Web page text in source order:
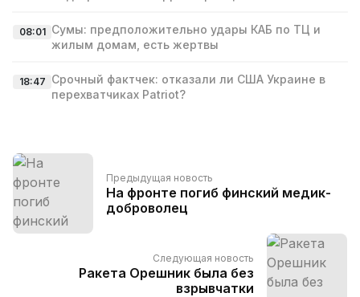
08:01 Сумы: предположительно удары КАБ по ТЦ и
жилым домам, есть жертвы
18:47 Срочный фактчек: отказали ли США Украине в
перехватчиках Patriot?
Предыдущая новость
На фронте погиб финский медик-
доброволец
Следующая новость
Ракета Орешник была без
взрывчатки